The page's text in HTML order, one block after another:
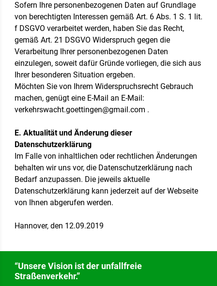
Sofern Ihre personenbezogenen Daten auf Grundlage
von berechtigten Interessen gemäß Art. 6 Abs. 1 S. 1 lit.
f DSGVO verarbeitet werden, haben Sie das Recht,
gemäß Art. 21 DSGVO Widerspruch gegen die
Verarbeitung Ihrer personenbezogenen Daten
einzulegen, soweit dafür Gründe vorliegen, die sich aus
Ihrer besonderen Situation ergeben.
Möchten Sie von Ihrem Widerspruchsrecht Gebrauch
machen, genügt eine E-Mail an E-Mail:
verkehrswacht.goettingen@gmail.com .
E. Aktualität und Änderung dieser
Datenschutzerklärung
Im Falle von inhaltlichen oder rechtlichen Änderungen
behalten wir uns vor, die Datenschutzerklärung nach
Bedarf anzupassen. Die jeweils aktuelle
Datenschutzerklärung kann jederzeit auf der Webseite
von Ihnen abgerufen werden.
Hannover, den 12.09.2019
“Unsere Vision ist der unfallfreie
Straßenverkehr.”